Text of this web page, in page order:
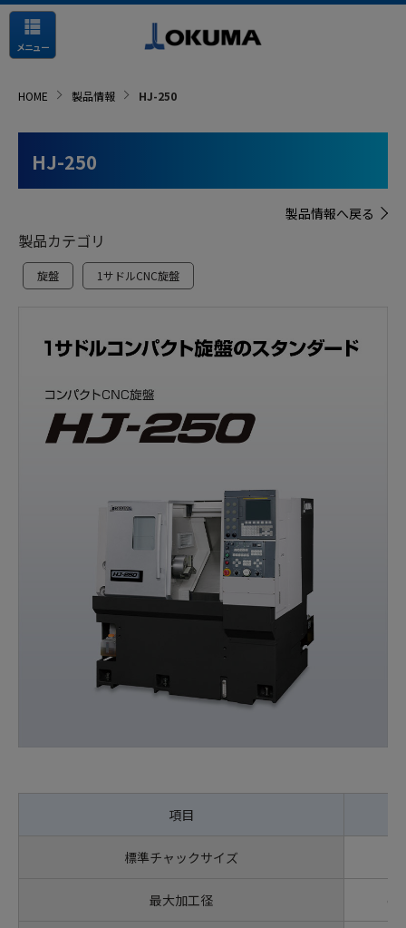
メニュー
HOME 製品情報 HJ-250
HJ-250
製品情報へ戻る
製品カテゴリ
旋盤 1サドルCNC旋盤
項目
標準チャックサイズ
最大加工径